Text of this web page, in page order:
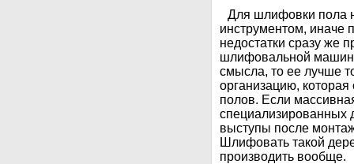
Для шлифовки пола
инструментом, иначе
недостатки сразу же
шлифовальной
смысла, то ее лучше
организацию,
полов. Если
специализированных
выступы после
Шлифовать такой
производить вообще.